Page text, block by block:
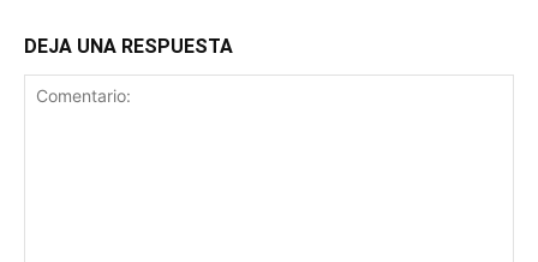
DEJA UNA RESPUESTA